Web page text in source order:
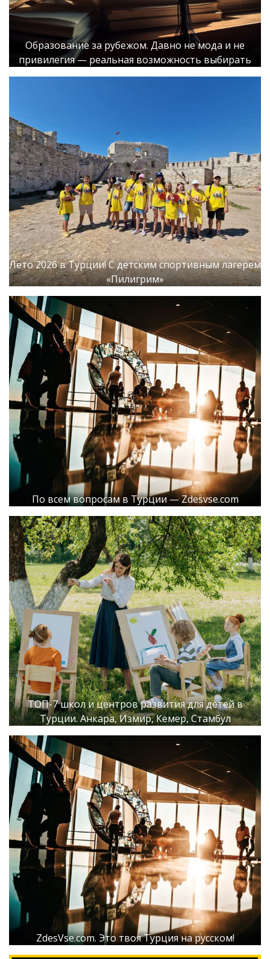
Образование за рубежом. Давно не мода и не
привилегия — реальная возможность выбирать
Лето 2026 в Турции! С детским спортивным лагерем
«Пилигрим»
По всем вопросам в Турции — Zdesvse.com
ТОП-7 школ и центров развития для детей в
Турции. Анкара, Измир, Кемер, Стамбул
ZdesVse.com. Это твоя Турция на русском!